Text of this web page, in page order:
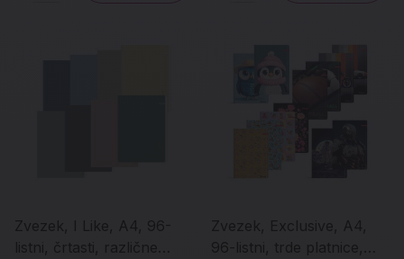
Zvezek, I Like, A4, 96-
listni, črtasti, različne
Zvezek, Exclusive, A4,
96-listni, trde platnice,